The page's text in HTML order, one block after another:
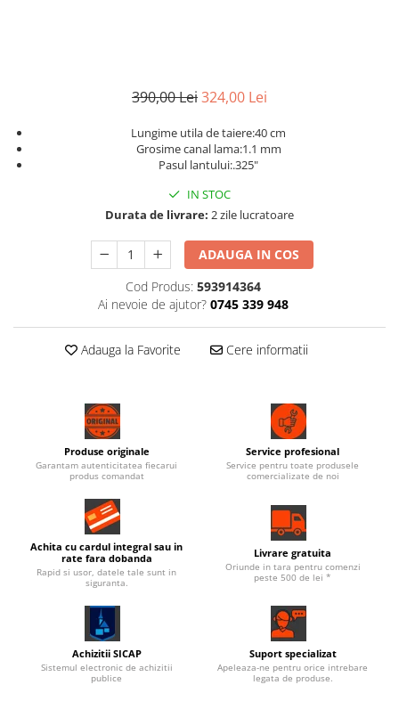
390,00 Lei324,00 Lei
Lungime utila de taiere:40 cm
Grosime canal lama:1.1 mm
Pasul lantului:.325"
IN STOC
Durata de livrare: 2 zile lucratoare
ADAUGA IN COS
Cod Produs: 593914364
Ai nevoie de ajutor? 0745 339 948
Adauga la Favorite Cere informatii
Produse originale
Garantam autenticitatea fiecarui
produs comandat
Service profesional
Service pentru toate produsele
comercializate de noi
Achita cu cardul integral sau in
rate fara dobanda
Rapid si usor, datele tale sunt in
siguranta.
Livrare gratuita
Oriunde in tara pentru comenzi
peste 500 de lei *
Achizitii SICAP
Sistemul electronic de achizitii
publice
Suport specializat
Apeleaza-ne pentru orice intrebare
legata de produse.